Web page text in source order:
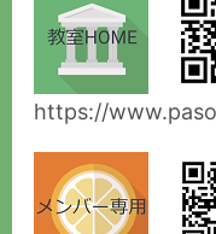
https://